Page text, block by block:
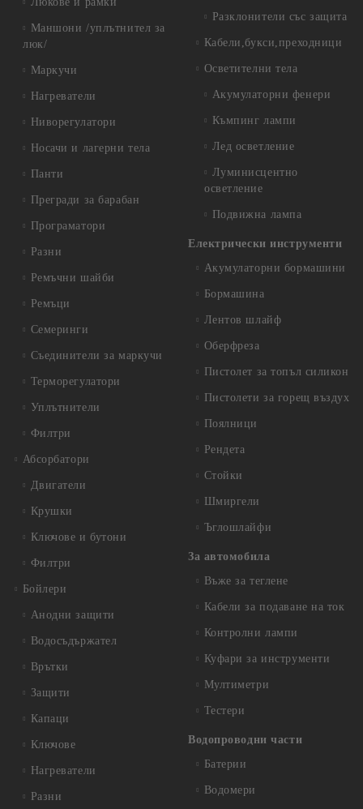
Маншони /уплътнител за
люк/
Маркучи
Нагреватели
Ниворегулатори
Носачи и лагерни тела
Панти
Прегради за барабан
Програматори
Разни
Ремъчни шайби
Ремъци
Семеринги
Съединители за маркучи
Терморегулатори
Уплътнители
Филтри
Абсорбатори
Двигатели
Крушки
Ключове и бутони
Филтри
Бойлери
Анодни защити
Водосъдържател
Врътки
Защити
Капаци
Ключове
Нагреватели
Разни
Разклонители със защита
Кабели,букси,преходници
Осветителни тела
Акумулаторни фенери
Къмпинг лампи
Лед осветление
Луминисцентно
осветление
Подвижна лампа
Електрически инструменти
Акумулаторни бормашини
Бормашина
Лентов шлайф
Оберфреза
Пистолет за топъл силикон
Пистолети за горещ въздух
Поялници
Рендета
Стойки
Шмиргели
Ъглошлайфи
За автомобила
Въже за теглене
Кабели за подаване на ток
Контролни лампи
Куфари за инструменти
Мултиметри
Тестери
Водопроводни части
Батерии
Водомери